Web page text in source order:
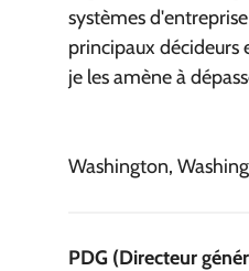
systèmes
principaux décideurs
je les amène à
Washington,
PDG (Directeur